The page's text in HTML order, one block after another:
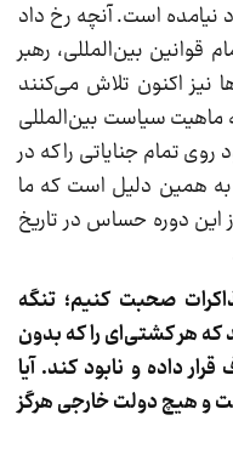
است. آنچه رخ داد
قوانین بین‌المللی، رهبر
نیز اکنون تلاش می‌کنند
ماهیت سیاست بین‌المللی
تمام جنایاتی را که در
به همین دلیل است که ما
این دوره حساس در تاریخ
صحبت کنیم؛ تنگه
که هر کشتی‌ای را که بدون
داده و نابود کند. آیا
و هیچ دولت خارجی هرگز